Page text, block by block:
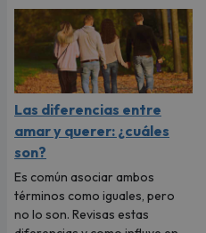
Las diferencias entre
amar y querer: ¿cuáles
son?
Es común asociar ambos
términos como iguales, pero
no lo son. Revisas estas